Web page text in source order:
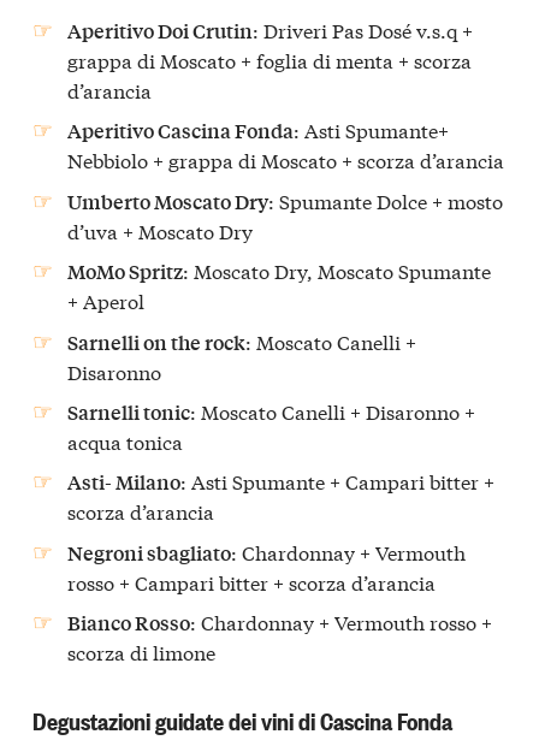
Aperitivo Doi Crutin: Driveri Pas Dosé v.s.q +
grappa di Moscato + foglia di menta + scorza
d’arancia
Aperitivo Cascina Fonda: Asti Spumante+
Nebbiolo + grappa di Moscato + scorza d’arancia
Umberto Moscato Dry: Spumante Dolce + mosto
d’uva + Moscato Dry
MoMo Spritz: Moscato Dry, Moscato Spumante
+ Aperol
Sarnelli on the rock: Moscato Canelli +
Disaronno
Sarnelli tonic: Moscato Canelli + Disaronno +
acqua tonica
Asti- Milano: Asti Spumante + Campari bitter +
scorza d’arancia
Negroni sbagliato: Chardonnay + Vermouth
rosso + Campari bitter + scorza d’arancia
Bianco Rosso: Chardonnay + Vermouth rosso +
scorza di limone
Degustazioni guidate dei vini di Cascina Fonda